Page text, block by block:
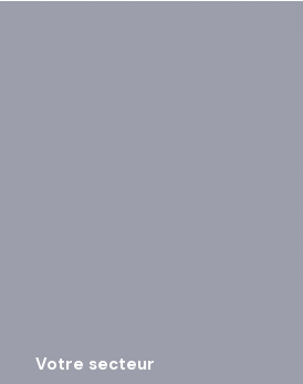
Votre secteur